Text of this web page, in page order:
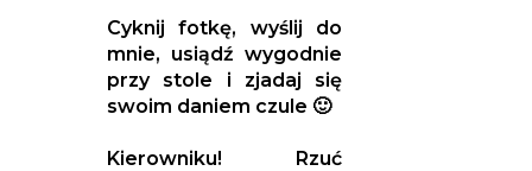
Cyknij fotkę, wyślij do
mnie, usiądź wygodnie
przy stole i zjadaj się
swoim daniem czule 🙂
Kierowniku! Rzuć